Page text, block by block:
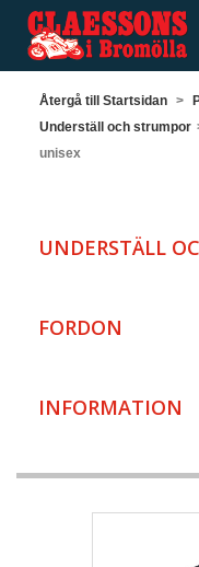
Återgå till Startsidan >
Underställ och strumpor
unisex
UNDERSTÄLL
FORDON
INFORMATION